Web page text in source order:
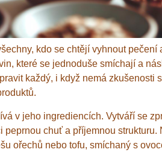
kdo se chtějí vyhnout pečení
které se jednoduše smíchají a
každý, i když nemá zkušenosti
v jeho ingrediencích. Vytváří se
chuť a příjemnou
ořechů nebo tofu, smíchaný s